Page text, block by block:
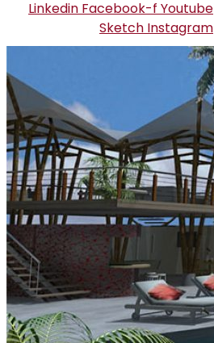
Linkedin Facebook-f Youtube
Sketch Instagram